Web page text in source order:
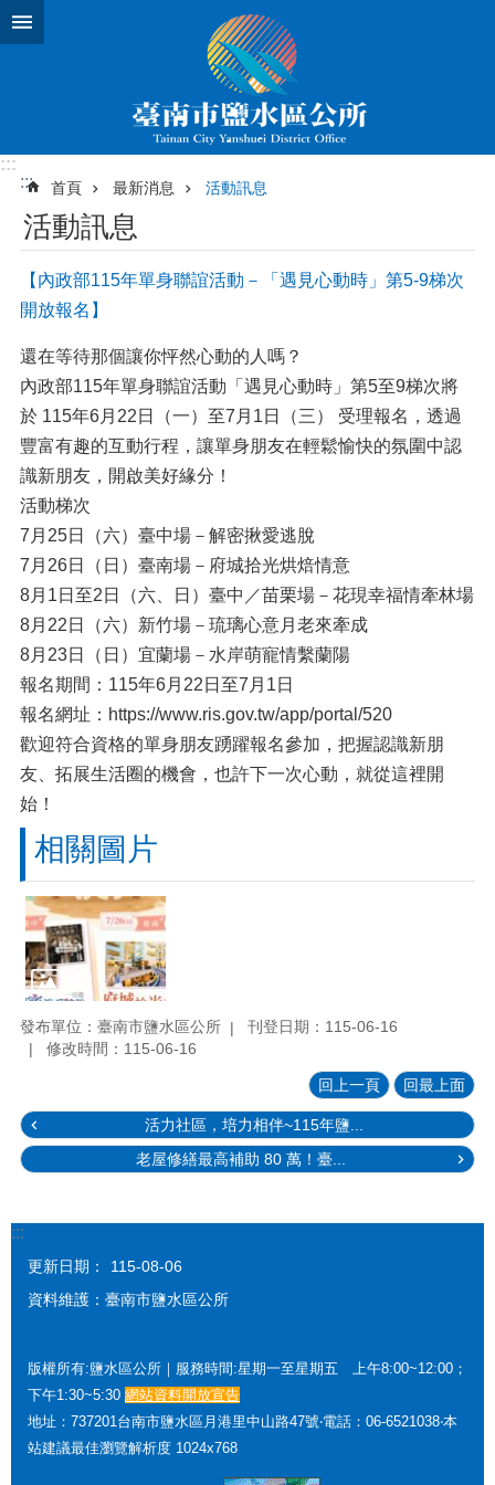
跳到主要內容區塊
:::
:::
首頁 最新消息 活動訊息
活動訊息
【內政部115年單身聯誼活動－「遇見心動時」第5-9梯次
開放報名】
還在等待那個讓你怦然心動的人嗎？
內政部115年單身聯誼活動「遇見心動時」第5至9梯次將
於 115年6月22日（一）至7月1日（三） 受理報名，透過
豐富有趣的互動行程，讓單身朋友在輕鬆愉快的氛圍中認
識新朋友，開啟美好緣分！
活動梯次
7月25日（六）臺中場－解密揪愛逃脫
7月26日（日）臺南場－府城拾光烘焙情意
8月1日至2日（六、日）臺中／苗栗場－花現幸福情牽林場
8月22日（六）新竹場－琉璃心意月老來牽成
8月23日（日）宜蘭場－水岸萌寵情繫蘭陽
報名期間：115年6月22日至7月1日
報名網址：https://www.ris.gov.tw/app/portal/520
歡迎符合資格的單身朋友踴躍報名參加，把握認識新朋
友、拓展生活圈的機會，也許下一次心動，就從這裡開
始！
相關圖片
發布單位：臺南市鹽水區公所
刊登日期：115-06-16
修改時間：115-06-16
回上一頁 回最上面
活力社區，培力相伴~115年鹽...
老屋修繕最高補助 80 萬！臺...
:::
更新日期：
115-08-06
資料維護：臺南市鹽水區公所
版權所有:鹽水區公所｜服務時間:星期一至星期五 上午8:00~12:00；
下午1:30~5:30 網站資料開放宣告
地址：737201台南市鹽水區月港里中山路47號‧電話：06-6521038‧本
站建議最佳瀏覽解析度 1024x768